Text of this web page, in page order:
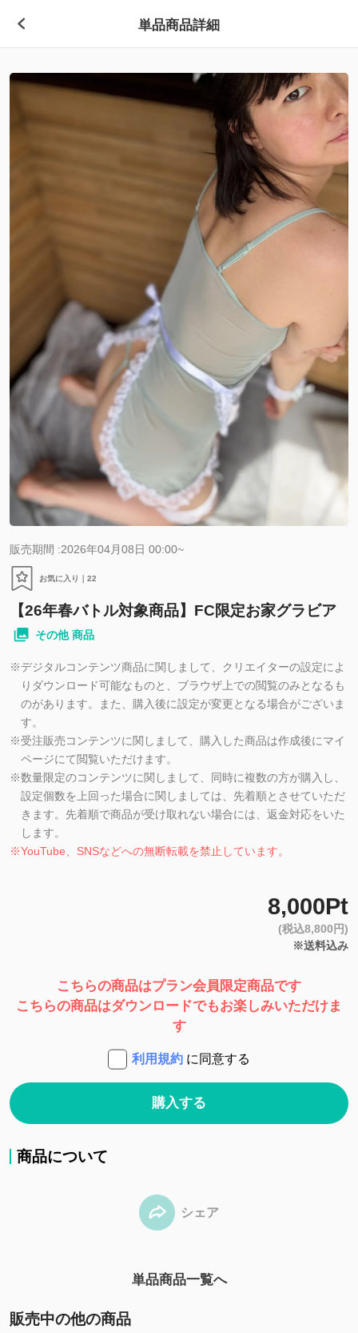
単品商品詳細
販売期間 :2026年04月08日 00:00~
お気に入り｜ 22
【26年春バトル対象商品】FC限定お家グラビア
その他 商品
※デジタルコンテンツ商品に関しまして、クリエイターの設定によ
りダウンロード可能なものと、ブラウザ上での閲覧のみとなるも
のがあります。また、購入後に設定が変更となる場合がございま
す。
※受注販売コンテンツに関しまして、購入した商品は作成後にマイ
ページにて閲覧いただけます。
※数量限定のコンテンツに関しまして、同時に複数の方が購入し、
設定個数を上回った場合に関しましては、先着順とさせていただ
きます。先着順で商品が受け取れない場合には、返金対応をいた
します。
※YouTube、SNSなどへの無断転載を禁止しています。
8,000Pt
(税込8,800円)
※送料込み
こちらの商品はプラン会員限定商品です
こちらの商品はダウンロードでもお楽しみいただけま
す
利用規約 に同意する
購入する
商品について
シェア
単品商品一覧へ
販売中の他の商品